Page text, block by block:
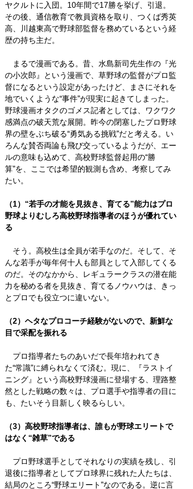
ヤクルトに入団。10年間で17勝を挙げ、引退。
その後、通信教育で教員資格を取り、つくば秀英
高、川越東高で野球部監督を務めているという経
歴の持ち主だ。
まるで漫画である。昔、水島新司先生作の『光
の小次郎』という漫画で、草野球の監督がプロ監
督になるという設定があったけど、まさにそれを
地でいくような“事件”が現実に起きてしまった。
野球漫画オタクのゴメス記者としては、ワクワク
感満点の破天荒な展開。昨今の閉塞したプロ野球
界の壁をぶち破る“勇気ある挑戦”だと考える。い
ろんな賛否両論も飛び交っているようだが、エー
ルの意味も込めて、高校野球監督起用の“勝
算”を、ここでは希望的観測も含め、考察してみ
たい。
（1）“若手の才能を見抜き、育てる”能力はプロ
野球よりむしろ高校野球指導者のほうが優れてい
る
そう。高校生は全員が若手なのだ。そして、そ
んな若手が毎年何十人も部員として入部してくる
のだ。そのなかから、レギュラークラスの潜在能
力を秘める者を見抜き、育てるノウハウは、きっ
とプロでも役立つに違いない。
（2）ヘタなプロコーチ経験がないので、新鮮な
目で采配を振れる
プロ指導者たちのあいだで長年培われてき
た“常識”に縛られなくて済む。現に、『ラストイ
ニング』という高校野球漫画に登場する、理路整
然とした戦略の数々は、プロ選手や指導者の目に
も、たいそう目新しく映るらしい。
（3）高校野球指導者は、誰もが野球エリートで
はなく“雑草”である
プロ野球選手としてそれなりの実績を残し、引
退後に指導者としてプロ球界に残れた人たちは、
結局のところ“野球エリート”なのである。逆に言